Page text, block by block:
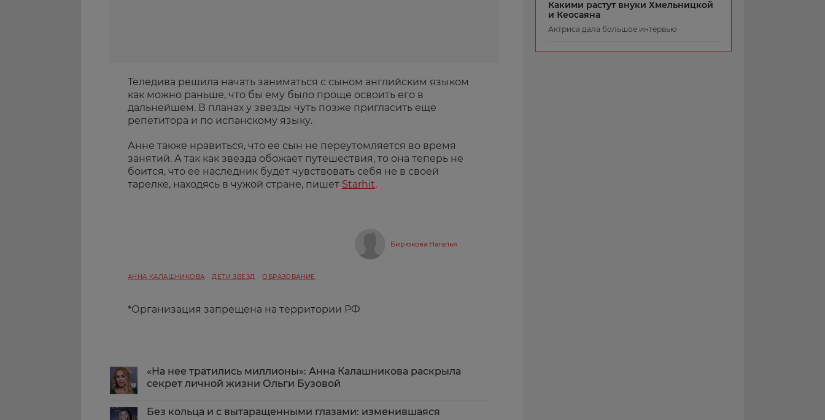
Теледива решила начать заниматься с сыном английским языком
как можно раньше, что бы ему было проще освоить его в
дальнейшем. В планах у звезды чуть позже пригласить еще
репетитора и по испанскому языку.
Анне также нравиться, что ее сын не переутомляется во время
занятий. А так как звезда обожает путешествия, то она теперь не
боится, что ее наследник будет чувствовать себя не в своей
тарелке, находясь в чужой стране, пишет Starhit.
Бирюкова Наталья
АННА КАЛАШНИКОВА ДЕТИ ЗВЕЗД ОБРАЗОВАНИЕ
*Организация запрещена на территории РФ
«На нее тратились миллионы»: Анна Калашникова раскрыла
секрет личной жизни Ольги Бузовой
Без кольца и с вытаращенными глазами: изменившаяся
Какими растут внуки Хмельницкой
и Кеосаяна
Актриса дала большое интервью